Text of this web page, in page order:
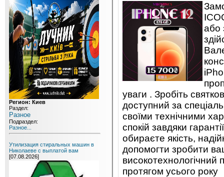
Регион: Киев
Раздел:
Разное
Подраздел:
Разное...
Утилизация стиральных машин в
Николаеве с выплатой вам
[07.08.2026]
або
уваги . Зробіть
доступний за
своїми технічними
спокій завдяки
обираєте якість,
допомогти зробити
високотехнологічний
протягом усього року